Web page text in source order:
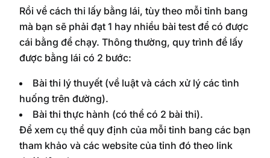
Rồi về cách thi lấy bằng lái, tùy theo mỗi tỉnh bang
mà bạn sẽ phải đạt 1 hay nhiều bài test để có được
cái bằng để chạy. Thông thường, quy trình để lấy
được bằng lái có 2 bước:
Bài thi lý thuyết (về luật và cách xử lý các tình
huống trên đường).
Bài thi thực hành (có thể có 2 bài thi).
Để xem cụ thể quy định của mỗi tỉnh bang các bạn
tham khảo và các website của tỉnh đó theo link